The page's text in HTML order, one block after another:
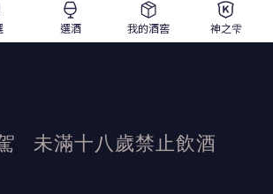
選酒 我的酒窖 神之雫
未滿十八歲禁止飲酒